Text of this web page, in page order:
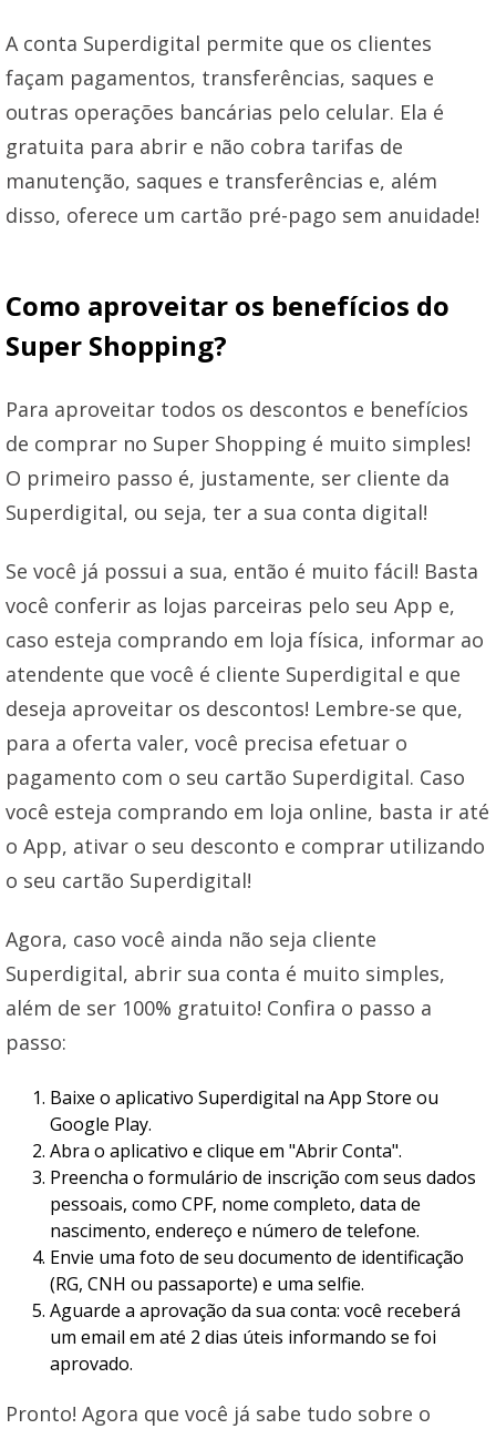
A conta Superdigital permite que os clientes
façam pagamentos, transferências, saques e
outras operações bancárias pelo celular. Ela é
gratuita para abrir e não cobra tarifas de
manutenção, saques e transferências e, além
disso, oferece um cartão pré-pago sem anuidade!
Como aproveitar os benefícios do
Super Shopping?
Para aproveitar todos os descontos e benefícios
de comprar no Super Shopping é muito simples!
O primeiro passo é, justamente, ser cliente da
Superdigital, ou seja, ter a sua conta digital!
Se você já possui a sua, então é muito fácil! Basta
você conferir as lojas parceiras pelo seu App e,
caso esteja comprando em loja física, informar ao
atendente que você é cliente Superdigital e que
deseja aproveitar os descontos! Lembre-se que,
para a oferta valer, você precisa efetuar o
pagamento com o seu cartão Superdigital. Caso
você esteja comprando em loja online, basta ir até
o App, ativar o seu desconto e comprar utilizando
o seu cartão Superdigital!
Agora, caso você ainda não seja cliente
Superdigital, abrir sua conta é muito simples,
além de ser 100% gratuito! Confira o passo a
passo:
Baixe o aplicativo Superdigital na App Store ou
Google Play.
Abra o aplicativo e clique em "Abrir Conta".
Preencha o formulário de inscrição com seus dados
pessoais, como CPF, nome completo, data de
nascimento, endereço e número de telefone.
Envie uma foto de seu documento de identificação
(RG, CNH ou passaporte) e uma selfie.
Aguarde a aprovação da sua conta: você receberá
um email em até 2 dias úteis informando se foi
aprovado.
Pronto! Agora que você já sabe tudo sobre o